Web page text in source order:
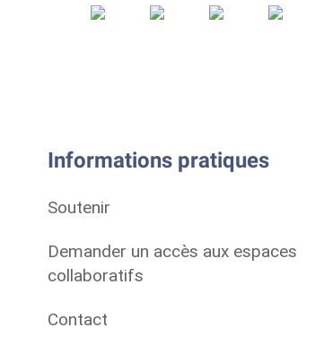
Informations pratiques
Soutenir
Demander un accès aux espaces
collaboratifs
Contact